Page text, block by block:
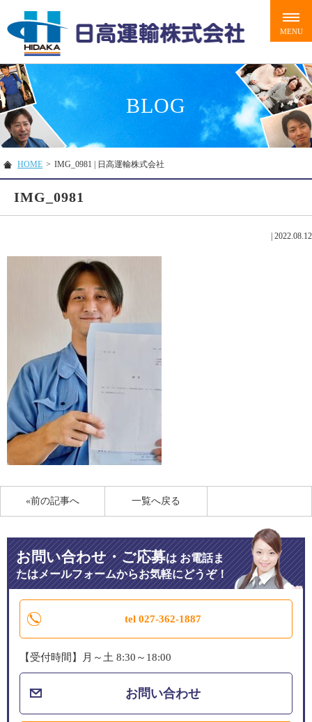
BLOG
HOME > IMG_0981 | 日高運輸株式会社
IMG_0981
| 2022.08.12
«前の記事へ 一覧へ戻る
お問い合わせ・ご応募はお電話ま
たはメールフォームからお気軽にどうぞ！
tel 027-362-1887
【受付時間】月～土 8:30～18:00
お問い合わせ